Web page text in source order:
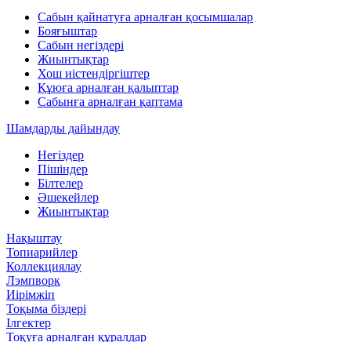
Сабын қайнатуға арналған қосымшалар
Бояғыштар
Сабын негіздері
Жиынтықтар
Хош иістендіргіштер
Құюға арналған қалыптар
Сабынға арналған қаптама
Шамдарды дайындау
Негіздер
Пішіндер
Білтелер
Әшекейлер
Жиынтықтар
Нақыштау
Топиарийлер
Коллекциялау
Лэмпворк
Иірімжіп
Тоқыма біздері
Ілгектер
Тоқуға арналған құралдар